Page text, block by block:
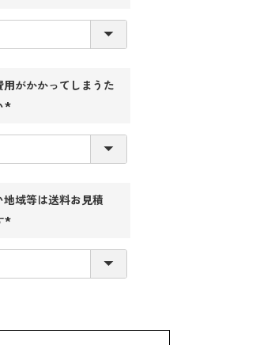
がかかってしまうた
域等は送料お見積